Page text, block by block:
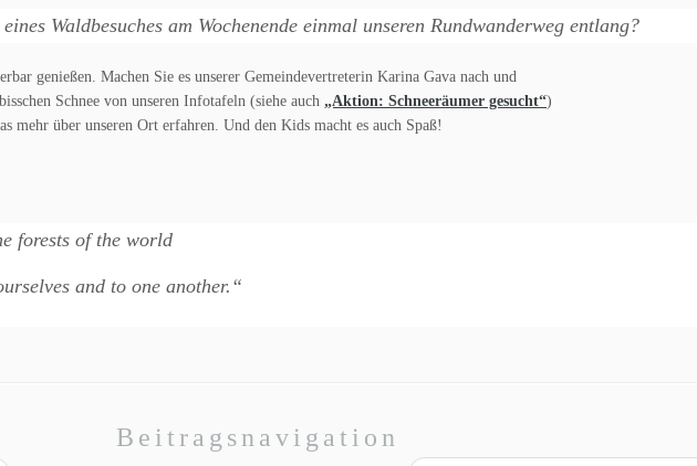
Waldbesuches am Wochenende einmal unseren Rundwanderweg entlang?
genießen. Machen Sie es unserer Gemeindevertreterin Karina Gava nach und
Schnee von unseren Infotafeln (siehe auch „Aktion: Schneeräumer gesucht“)
mehr über unseren Ort erfahren. Und den Kids macht es auch Spaß!
forests of the world
and to one another.“
Beitragsnavigation